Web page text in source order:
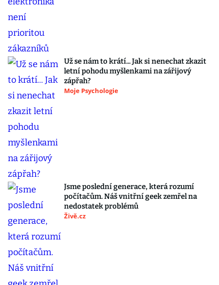
Už se nám to krátí... Jak si nenechat zkazit
letní pohodu myšlenkami na zářijový
zápřah?
Moje Psychologie
Jsme poslední generace, která rozumí
počítačům. Náš vnitřní geek zemřel na
nedostatek problémů
Živě.cz